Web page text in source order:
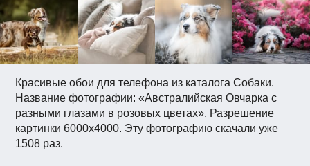
Красивые обои для телефона из каталога Собаки.
Название фотографии: «Австралийская Овчарка с
разными глазами в розовых цветах». Разрешение
картинки 6000x4000. Эту фотографию скачали уже
1508 раз.